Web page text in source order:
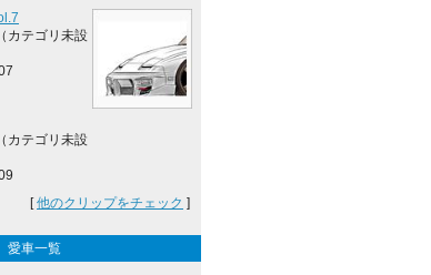
カテゴリ未設
カテゴリ未設
[他のクリップをチェック ]
愛車一覧